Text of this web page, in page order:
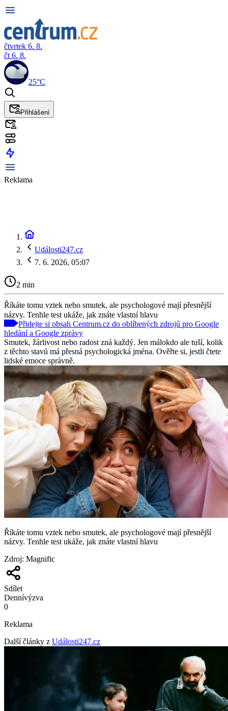
čtvrtek 6. 8.
čt 6. 8.
25°C
Přihlášení
Reklama
Události247.cz
7. 6. 2026, 05:07
2 min
Říkáte tomu vztek nebo smutek, ale psychologové mají přesnější
názvy. Tenhle test ukáže, jak znáte vlastní hlavu
Přidejte si obsah Centrum.cz do oblíbených zdrojů pro Google
hledání a Google zprávy
Smutek, žárlivost nebo radost zná každý. Jen málokdo ale tuší, kolik
z těchto stavů má přesná psychologická jména. Ověřte si, jestli čtete
lidské emoce správně.
Říkáte tomu vztek nebo smutek, ale psychologové mají přesnější
názvy. Tenhle test ukáže, jak znáte vlastní hlavu
Zdroj: Magnific
Sdílet
Dennívýzva
0
Reklama
Další články z Události247.cz